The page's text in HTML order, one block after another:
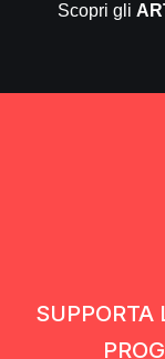
Scopri gli
SUPPORTA